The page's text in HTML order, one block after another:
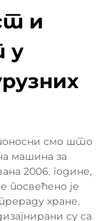
и
у
смо што
машина за
2006. године,
посвећено је
хране.
су са